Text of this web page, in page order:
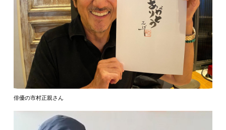
俳優の市村正親さん